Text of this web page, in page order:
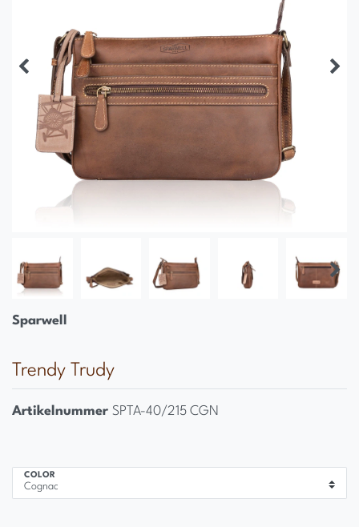
Sparwell
Trendy Trudy
Artikelnummer SPTA-40/215 CGN
COLOR